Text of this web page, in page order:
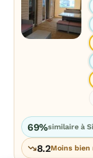
69%similaire à
8.2Moins bien